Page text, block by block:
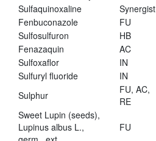
Sulfaquinoxaline
Synergist
Fenbuconazole
FU
Sulfosulfuron
HB
Fenazaquin
AC
Sulfoxaflor
IN
Sulfuryl fluoride
IN
Sulphur
FU, AC,
RE
Sweet Lupin (seeds),
Lupinus albus L.,
FU